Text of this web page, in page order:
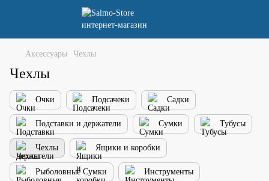
Аксессуары Чехлы
Чехлы
Очки Подсачеки Садки
Подставки и держатели Сумки Тубусы
Чехлы Ящики и коробки
Рыболовные Сумки Инструменты